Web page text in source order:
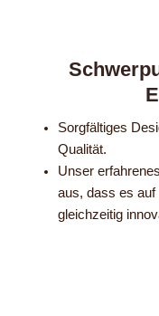
Sorgfältiges
Qualität.
Unser
aus, dass es auf
gleichzeitig